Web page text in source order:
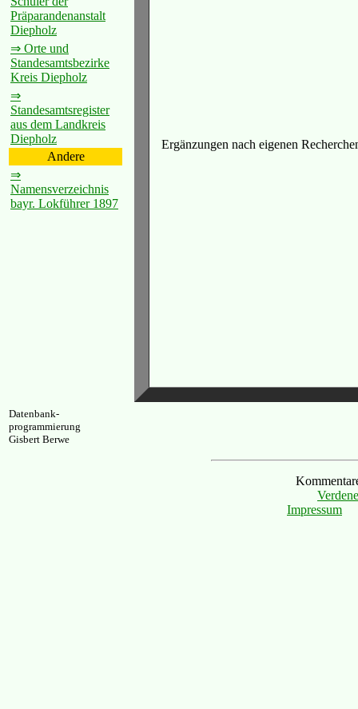
Präparandenanstalt
Diepholz
⇒ Orte und
Standesamtsbezirke
Kreis Diepholz
⇒
Standesamtsregister
aus dem Landkreis
Diepholz
Andere
⇒
Namensverzeichnis
bayr. Lokführer 1897
Ergänzungen nach eigenen
Datenbank-
programmierung
Gisbert Berwe
Impressum